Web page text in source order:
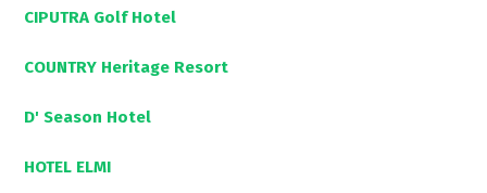
CIPUTRA Golf Hotel
COUNTRY Heritage Resort
D' Season Hotel
HOTEL ELMI